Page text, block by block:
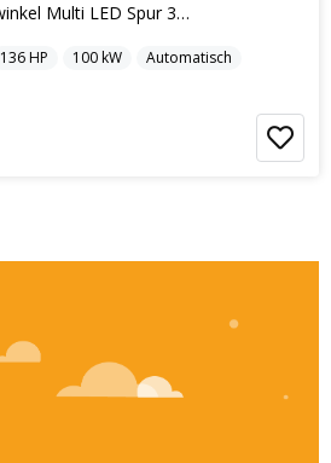
B 180 AMG MBUX Totwinkel Multi LED Spur 360° Navi
136HP 100kW
Automatisch